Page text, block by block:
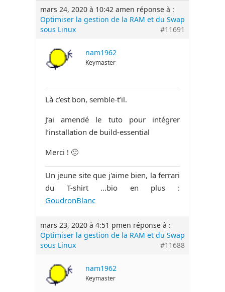
mars 24, 2020 à 10:42 amen réponse à :
Optimiser la gestion de la RAM et du Swap
sous Linux
#11691
nam1962
Keymaster
Là c’est bon, semble-t’il.
J’ai amendé le tuto pour intégrer
l’installation de build-essential
Merci ! 🙂
Un jeune site que j'aime bien, la ferrari
du T-shirt ...bio en plus :
GoudronBlanc
mars 23, 2020 à 4:51 pmen réponse à :
Optimiser la gestion de la RAM et du Swap
sous Linux
#11688
nam1962
Keymaster